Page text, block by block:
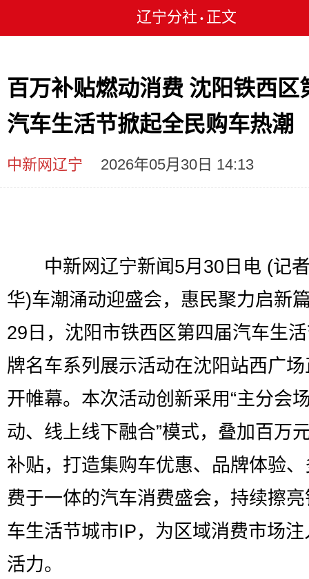
辽宁分社 • 正文
百万补贴燃动消费 沈阳铁西区
汽车生活节掀起全民购车热潮
中新网辽宁 2026年05月30日 14:13
中新网辽宁新闻5月30日电 (记
华)车潮涌动迎盛会，惠民聚力启新
29日，沈阳市铁西区第四届汽车生
牌名车系列展示活动在沈阳站西广
开帷幕。本次活动创新采用“主分会
动、线上线下融合”模式，叠加百万
补贴，打造集购车优惠、品牌体验
费于一体的汽车消费盛会，持续擦
车生活节城市IP，为区域消费市场
活力。